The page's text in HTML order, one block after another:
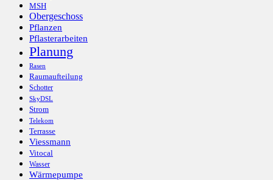
MSH
Obergeschoss
Pflanzen
Pflasterarbeiten
Planung
Rasen
Raumaufteilung
Schotter
SkyDSL
Strom
Telekom
Terrasse
Viessmann
Vitocal
Wasser
Wärmepumpe